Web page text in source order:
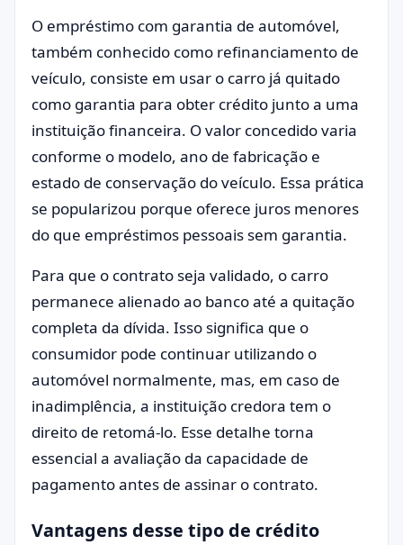
O empréstimo com garantia de automóvel,
também conhecido como refinanciamento de
veículo, consiste em usar o carro já quitado
como garantia para obter crédito junto a uma
instituição financeira. O valor concedido varia
conforme o modelo, ano de fabricação e
estado de conservação do veículo. Essa prática
se popularizou porque oferece juros menores
do que empréstimos pessoais sem garantia.
Para que o contrato seja validado, o carro
permanece alienado ao banco até a quitação
completa da dívida. Isso significa que o
consumidor pode continuar utilizando o
automóvel normalmente, mas, em caso de
inadimplência, a instituição credora tem o
direito de retomá-lo. Esse detalhe torna
essencial a avaliação da capacidade de
pagamento antes de assinar o contrato.
Vantagens desse tipo de crédito